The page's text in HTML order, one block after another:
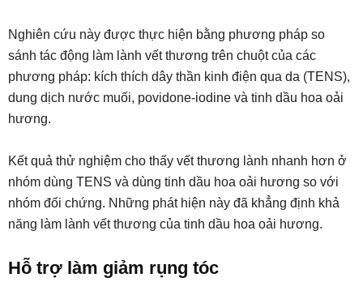
Nghiên cứu này được thực hiện bằng phương pháp so
sánh tác động làm lành vết thương trên chuột của các
phương pháp: kích thích dây thần kinh điện qua da (TENS),
dung dịch nước muối, povidone-iodine và tinh dầu hoa oải
hương.
Kết quả thử nghiệm cho thấy vết thương lành nhanh hơn ở
nhóm dùng TENS và dùng tinh dầu hoa oải hương so với
nhóm đối chứng. Những phát hiện này đã khẳng định khả
năng làm lành vết thương của tinh dầu hoa oải hương.
Hỗ trợ làm giảm rụng tóc